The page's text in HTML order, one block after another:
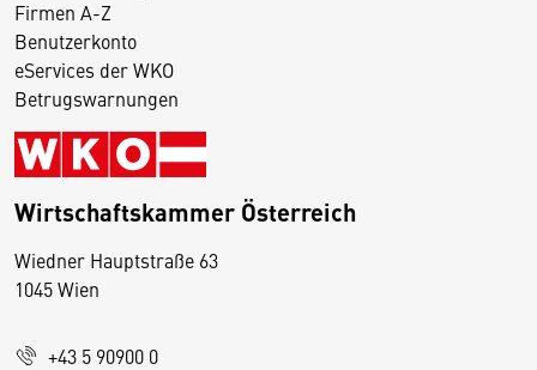
Firmen A-Z
Benutzerkonto
eServices der WKO
Betrugswarnungen
Wirtschaftskammer Österreich
Wiedner Hauptstraße 63
1045 Wien
+43 5 90900 0
D
s